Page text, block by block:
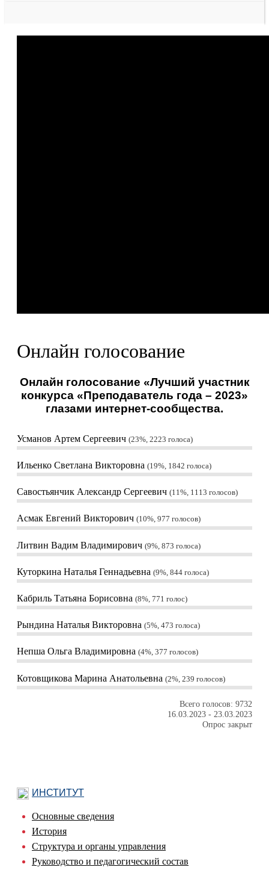
Онлайн голосование
Онлайн голосование «Лучший участник
конкурса «Преподаватель года – 2023»
глазами интернет-сообщества.
Усманов Артем Сергеевич 23%, 2223 голоса
Ильенко Светлана Викторовна 19%, 1842 голоса
Савостьянчик Александр Сергеевич 11%, 1113 голосов
Асмак Евгений Викторович 10%, 977 голосов
Литвин Вадим Владимирович 9%, 873 голоса
Куторкина Наталья Геннадьевна 9%, 844 голоса
Кабриль Татьяна Борисовна 8%, 771 голос
Рындина Наталья Викторовна 5%, 473 голоса
Непша Ольга Владимировна 4%, 377 голосов
Котовщикова Марина Анатольевна 2%, 239 голосов
Всего голосов: 9732
16.03.2023 - 23.03.2023
Опрос закрыт
ИНСТИТУТ
Основные сведения
История
Структура и органы управления
Руководство и педагогический состав